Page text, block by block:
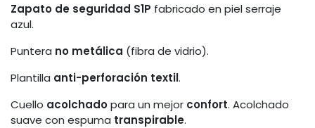
Zapato de seguridad S1P fabricado en piel serraje
azul.
Puntera no metálica (fibra de vidrio).
Plantilla anti-perforación textil.
Cuello acolchadopara un mejor confort. Acolchado
suave con espuma transpirable.